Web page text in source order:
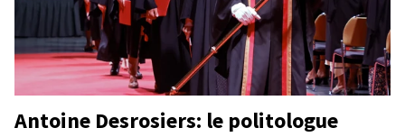
Antoine Desrosiers: le politologue